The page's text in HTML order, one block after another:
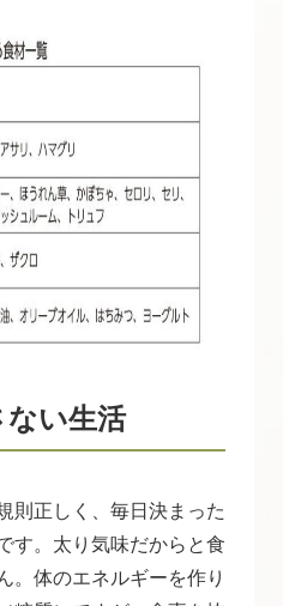
ない生活
則正しく、毎日決まった
す。太り気味だからと食
。体のエネルギーを作り